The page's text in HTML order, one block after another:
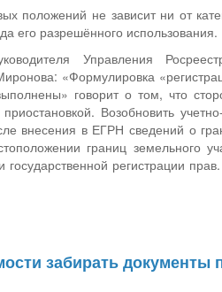
положений не зависит ни от
его разрешённого использования.
Управления
«Формулировка
говорит о том, что
Возобновить
внесения в ЕГРН сведений о
границ земельного
регистрации
забирать документы